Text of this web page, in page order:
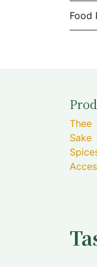
Food
Thee
Sake